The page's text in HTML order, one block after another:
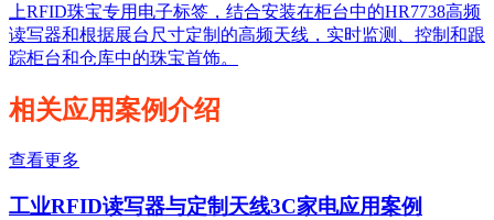
上RFID珠宝专用电子标签，结合安装在柜台中的HR7738高频
读写器和根据展台尺寸定制的高频天线，实时监测、控制和跟
踪柜台和仓库中的珠宝首饰。
相关应用案例介绍
查看更多
工业RFID读写器与定制天线3C家电应用案例